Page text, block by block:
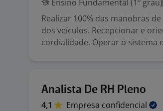
Ensino Fundamental (1º grau)
Realizar 100% das manobras
dos veículos. Recepcionar e
cordialidade. Operar o sistema
Analista De RH Pleno
4,1 Empresa confidencial